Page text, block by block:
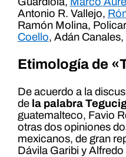
Antonio R. Vallejo,
Ramón Molina,
Coello, Adán
Etimología de
De acuerdo a la
dela palabra
guatemalteco, Favio
otras dos opiniones
mexicanos, de gran
Dávila Garibi y